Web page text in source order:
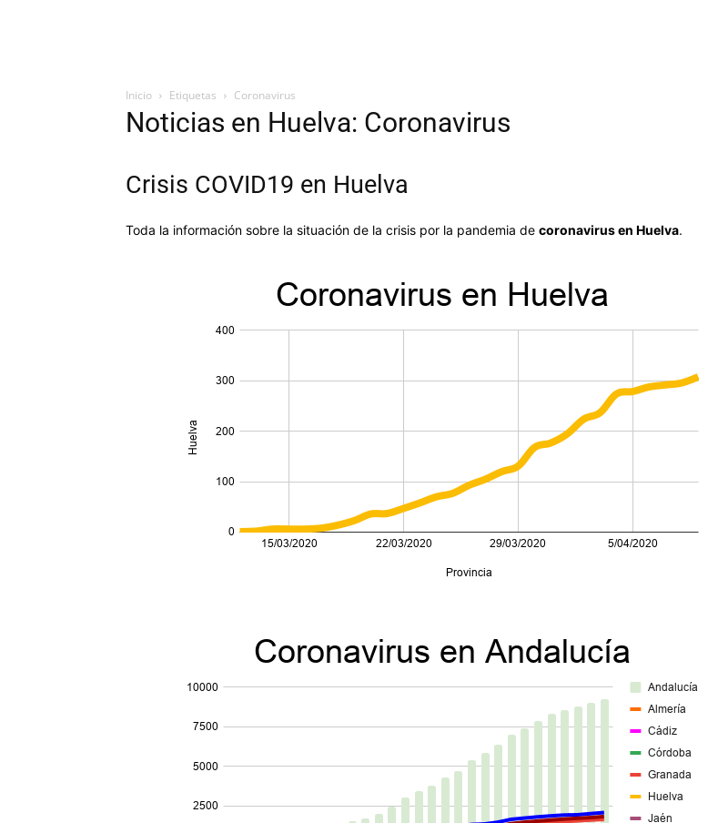
Inicio Etiquetas Coronavirus
Noticias en Huelva: Coronavirus
Crisis COVID19 en Huelva
Toda la información sobre la situación de la crisis por la pandemia de coronavirus en Huelva.